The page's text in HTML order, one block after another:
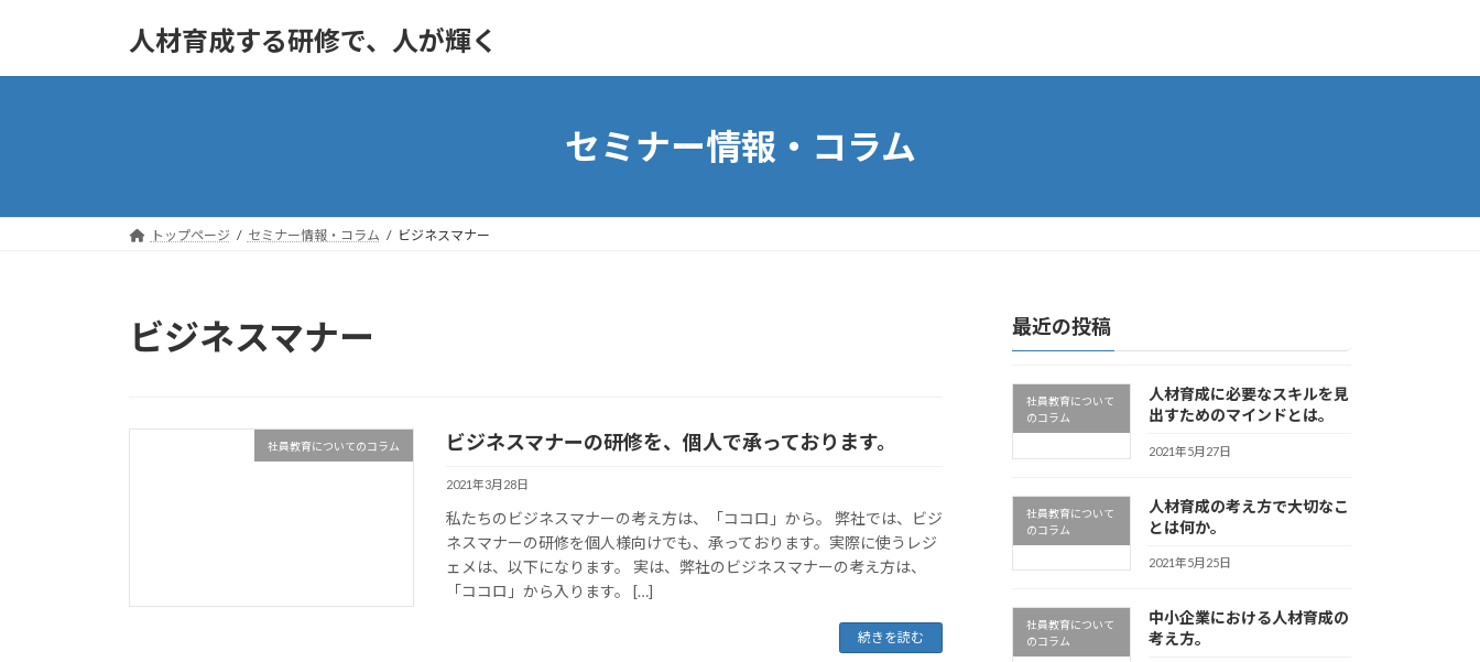
ッ
移
人材育成する研修で、人が輝く
セミナー情報・コラム
トップページ セミナー情報・コラム ビジネスマナー
ビジネスマナー
社員教育についてのコラム ビジネスマナーの研修を、個人で承っております。
2021年3月28日
私たちのビジネスマナーの考え方は、「ココロ」から。 弊社では、ビジ
ネスマナーの研修を個人様向けでも、承っております。実際に使うレジ
ェメは、以下になります。 実は、弊社のビジネスマナーの考え方は、
「ココロ」から入ります。 […]
続きを読む
最近の投稿
社員教育について
のコラム
人材育成に必要なスキルを見
出すためのマインドとは。
2021年5月27日
社員教育について
のコラム
人材育成の考え方で大切なこ
とは何か。
2021年5月25日
社員教育について
のコラム
中小企業における人材育成の
考え方。